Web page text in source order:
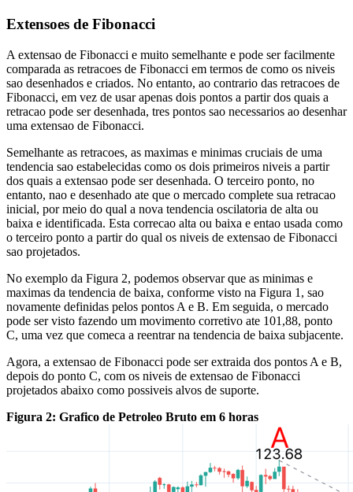
Extensoes de Fibonacci
A extensao de Fibonacci e muito semelhante e pode ser facilmente
comparada as retracoes de Fibonacci em termos de como os niveis
sao desenhados e criados. No entanto, ao contrario das retracoes de
Fibonacci, em vez de usar apenas dois pontos a partir dos quais a
retracao pode ser desenhada, tres pontos sao necessarios ao desenhar
uma extensao de Fibonacci.
Semelhante as retracoes, as maximas e minimas cruciais de uma
tendencia sao estabelecidas como os dois primeiros niveis a partir
dos quais a extensao pode ser desenhada. O terceiro ponto, no
entanto, nao e desenhado ate que o mercado complete sua retracao
inicial, por meio do qual a nova tendencia oscilatoria de alta ou
baixa e identificada. Esta correcao alta ou baixa e entao usada como
o terceiro ponto a partir do qual os niveis de extensao de Fibonacci
sao projetados.
No exemplo da Figura 2, podemos observar que as minimas e
maximas da tendencia de baixa, conforme visto na Figura 1, sao
novamente definidas pelos pontos A e B. Em seguida, o mercado
pode ser visto fazendo um movimento corretivo ate 101,88, ponto
C, uma vez que comeca a reentrar na tendencia de baixa subjacente.
Agora, a extensao de Fibonacci pode ser extraida dos pontos A e B,
depois do ponto C, com os niveis de extensao de Fibonacci
projetados abaixo como possiveis alvos de suporte.
Figura 2: Grafico de Petroleo Bruto em 6 horas